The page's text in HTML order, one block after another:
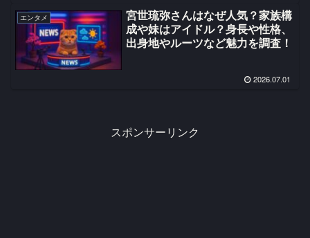
エンタメ
宮世琉弥さんはなぜ人気？家族構
成や妹はアイドル？身長や性格、
出身地やルーツなど魅力を調査！
2026.07.01
スポンサーリンク